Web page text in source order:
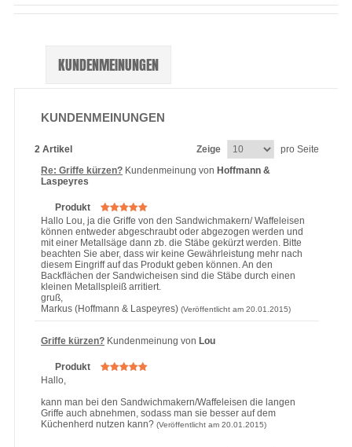
KUNDENMEINUNGEN
KUNDENMEINUNGEN
2 Artikel Zeige
pro Seite
Re: Griffe kürzen? Kundenmeinung von Hoffmann &
Laspeyres
Produkt
Hallo Lou, ja die Griffe von den Sandwichmakern/ Waffeleisen
können entweder abgeschraubt oder abgezogen werden und
mit einer Metallsäge dann zb. die Stäbe gekürzt werden. Bitte
beachten Sie aber, dass wir keine Gewährleistung mehr nach
diesem Eingriff auf das Produkt geben können. An den
Backflächen der Sandwicheisen sind die Stäbe durch einen
kleinen Metallspleiß arritiert.
gruß,
Markus (Hoffmann & Laspeyres) (Veröffentlicht am 20.01.2015)
Griffe kürzen? Kundenmeinung von Lou
Produkt
Hallo,
kann man bei den Sandwichmakern/Waffeleisen die langen
Griffe auch abnehmen, sodass man sie besser auf dem
Küchenherd nutzen kann? (Veröffentlicht am 20.01.2015)